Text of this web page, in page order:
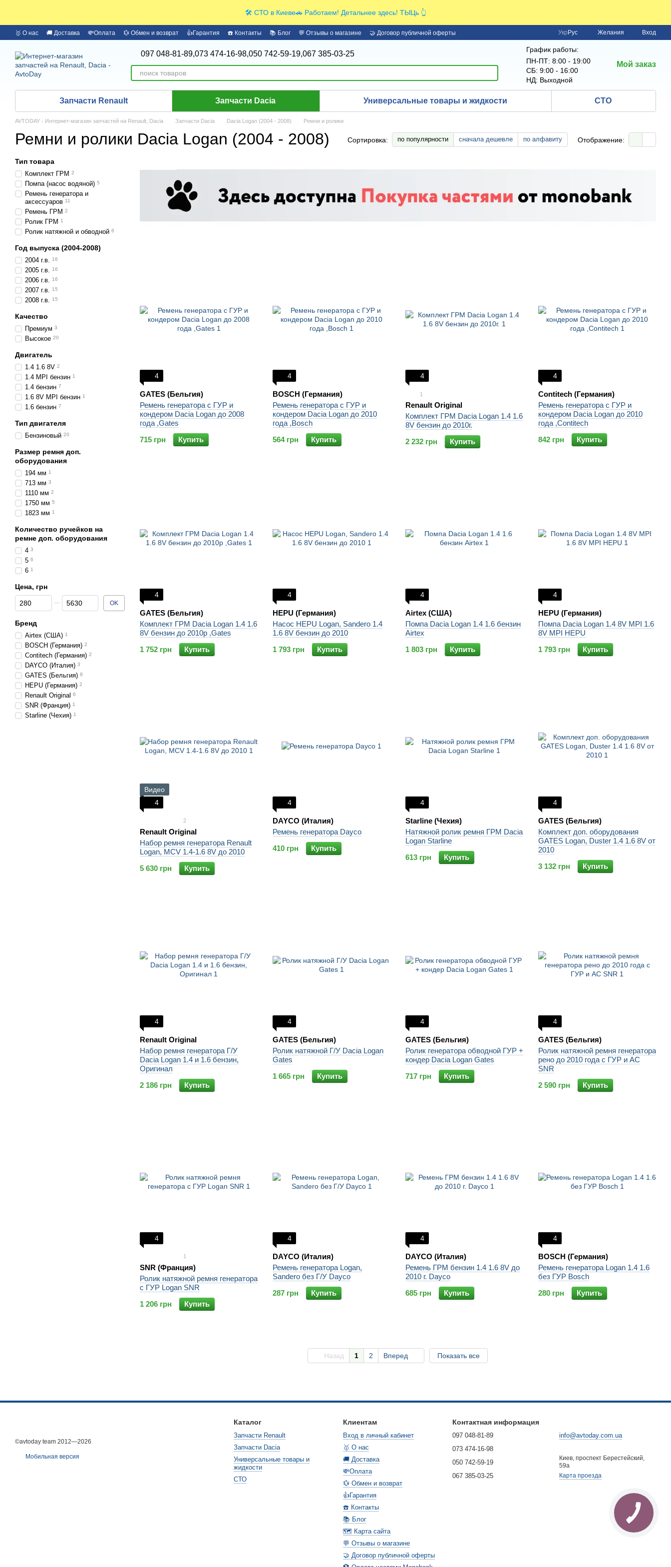
🛠️ СТО в Киеве🚗 Работаем! Детальнее здесь! ТЫЦь 👆
🥇 О нас 🚚 Доставка 💸Оплата 💱 Обмен и возврат 👍Гарантия ☎️ Контакты 📚 Блог 💬 Отзывы о магазине
🤝 Договор публичной оферты
Укр Рус Желания Вход
097 048-81-89,073 474-16-98,050 742-59-19,067 385-03-25
График работы:
ПН-ПТ: 8:00 - 19:00
СБ: 9:00 - 16:00
НД: Выходной
Мой заказ
Запчасти Renault Запчасти Dacia Универсальные товары и жидкости СТО
AVTODAY - Интернет-магазин запчастей на Renault, Dacia Запчасти Dacia Dacia Logan (2004 - 2008) Ремни и ролики
Ремни и ролики Dacia Logan (2004 - 2008) Сортировка: по популярности сначала дешевле по алфавиту Отображение:
4
GATES (Бельгия)
Ремень генератора c ГУР и
кондером Dacia Logan до 2008
года ,Gates
715 грн
Купить
4
BOSCH (Германия)
Ремень генератора c ГУР и
кондером Dacia Logan до 2010
года ,Bosch
564 грн
Купить
4
1
Renault Original
Комплект ГРМ Dacia Logan 1.4 1.6
8V бензин до 2010г.
2 232 грн
Купить
4
Contitech (Германия)
Ремень генератора c ГУР и
кондером Dacia Logan до 2010
года ,Contitech
842 грн
Купить
4
GATES (Бельгия)
Комплект ГРМ Dacia Logan 1.4 1.6
8V бензин до 2010p ,Gates
1 752 грн
Купить
4
HEPU (Германия)
Насос HEPU Logan, Sandero 1.4
1.6 8V бензин до 2010
1 793 грн
Купить
4
Airtex (США)
Помпа Dacia Logan 1.4 1.6 бензин
Airtex
1 803 грн
Купить
4
HEPU (Германия)
Помпа Dacia Logan 1.4 8V MPI 1.6
8V MPI HEPU
1 793 грн
Купить
Видео
4
2
Renault Original
Набор ремня генератора Renault
Logan, MCV 1.4-1.6 8V до 2010
5 630 грн
Купить
4
DAYCO (Италия)
Ремень генератора Dayco
410 грн
Купить
4
Starline (Чехия)
Натяжной ролик ремня ГРМ Dacia
Logan Starline
613 грн
Купить
4
GATES (Бельгия)
Комплект доп. оборудования
GATES Logan, Duster 1.4 1.6 8V от
2010
3 132 грн
Купить
4
Renault Original
Набор ремня генератора Г/У
Dacia Logan 1.4 и 1.6 бензин,
Оригинал
2 186 грн
Купить
4
GATES (Бельгия)
Ролик натяжной Г/У Dacia Logan
Gates
1 665 грн
Купить
4
GATES (Бельгия)
Ролик генератора обводной ГУР +
кондер Dacia Logan Gates
717 грн
Купить
4
GATES (Бельгия)
Ролик натяжной ремня генератора
рено до 2010 года с ГУР и АС
SNR
2 590 грн
Купить
4
1
SNR (Франция)
Ролик натяжной ремня генератора
с ГУР Logan SNR
1 206 грн
Купить
4
DAYCO (Италия)
Ремень генератора Logan,
Sandero без Г/У Dayco
287 грн
Купить
4
DAYCO (Италия)
Ремень ГРМ бензин 1.4 1.6 8V до
2010 г. Dayco
685 грн
Купить
4
BOSCH (Германия)
Ремень генератора Logan 1.4 1.6
без ГУР Bosch
280 грн
Купить
Назад 1 2 Вперед Показать все
Тип товара
Комплект ГРМ 2
Помпа (насос водяной) 5
Ремень генератора и
аксессуаров 11
Ремень ГРМ 2
Ролик ГРМ 1
Ролик натяжной и обводной 6
Год выпуска (2004-2008)
2004 г.в. 16
2005 г.в. 16
2006 г.в. 16
2007 г.в. 15
2008 г.в. 15
Качество
Премиум 3
Высокое 20
Двигатель
1.4 1.6 8V 2
1.4 MPI бензин 1
1.4 бензин 7
1.6 8V MPI бензин 1
1.6 бензин 7
Тип двигателя
Бензиновый 20
Размер ремня доп.
оборудования
194 мм 1
713 мм 3
1110 мм 2
1750 мм 5
1823 мм 1
Количество ручейков на
ремне доп. оборудования
4 3
5 6
6 1
Цена, грн
От Цена, грн
До Цена, грн OK
Бренд
Airtex (США) 1
BOSCH (Германия) 2
Contitech (Германия) 2
DAYCO (Италия) 3
GATES (Бельгия) 8
HEPU (Германия) 2
Renault Original 6
SNR (Франция) 1
Starline (Чехия) 1
©avtoday team 2012—2026
Мобильная версия
Каталог
Запчасти Renault
Запчасти Dacia
Универсальные товары и
жидкости
СТО
Клиентам
Вход в личный кабинет
🥇 О нас
🚚 Доставка
💸Оплата
💱 Обмен и возврат
👍Гарантия
☎️ Контакты
📚 Блог
🗺️ Карта сайта
💬 Отзывы о магазине
🤝 Договор публичной оферты
Контактная информация
097 048-81-89
073 474-16-98
050 742-59-19
067 385-03-25
info@avtoday.com.ua
Киев, проспект Берестейский,
59а
Карта проезда